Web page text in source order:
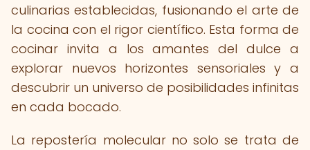
culinarias establecidas, fusionando el arte de
la cocina con el rigor científico. Esta forma de
cocinar invita a los amantes del dulce a
explorar nuevos horizontes sensoriales y a
descubrir un universo de posibilidades infinitas
en cada bocado.
La repostería molecular no solo se trata de